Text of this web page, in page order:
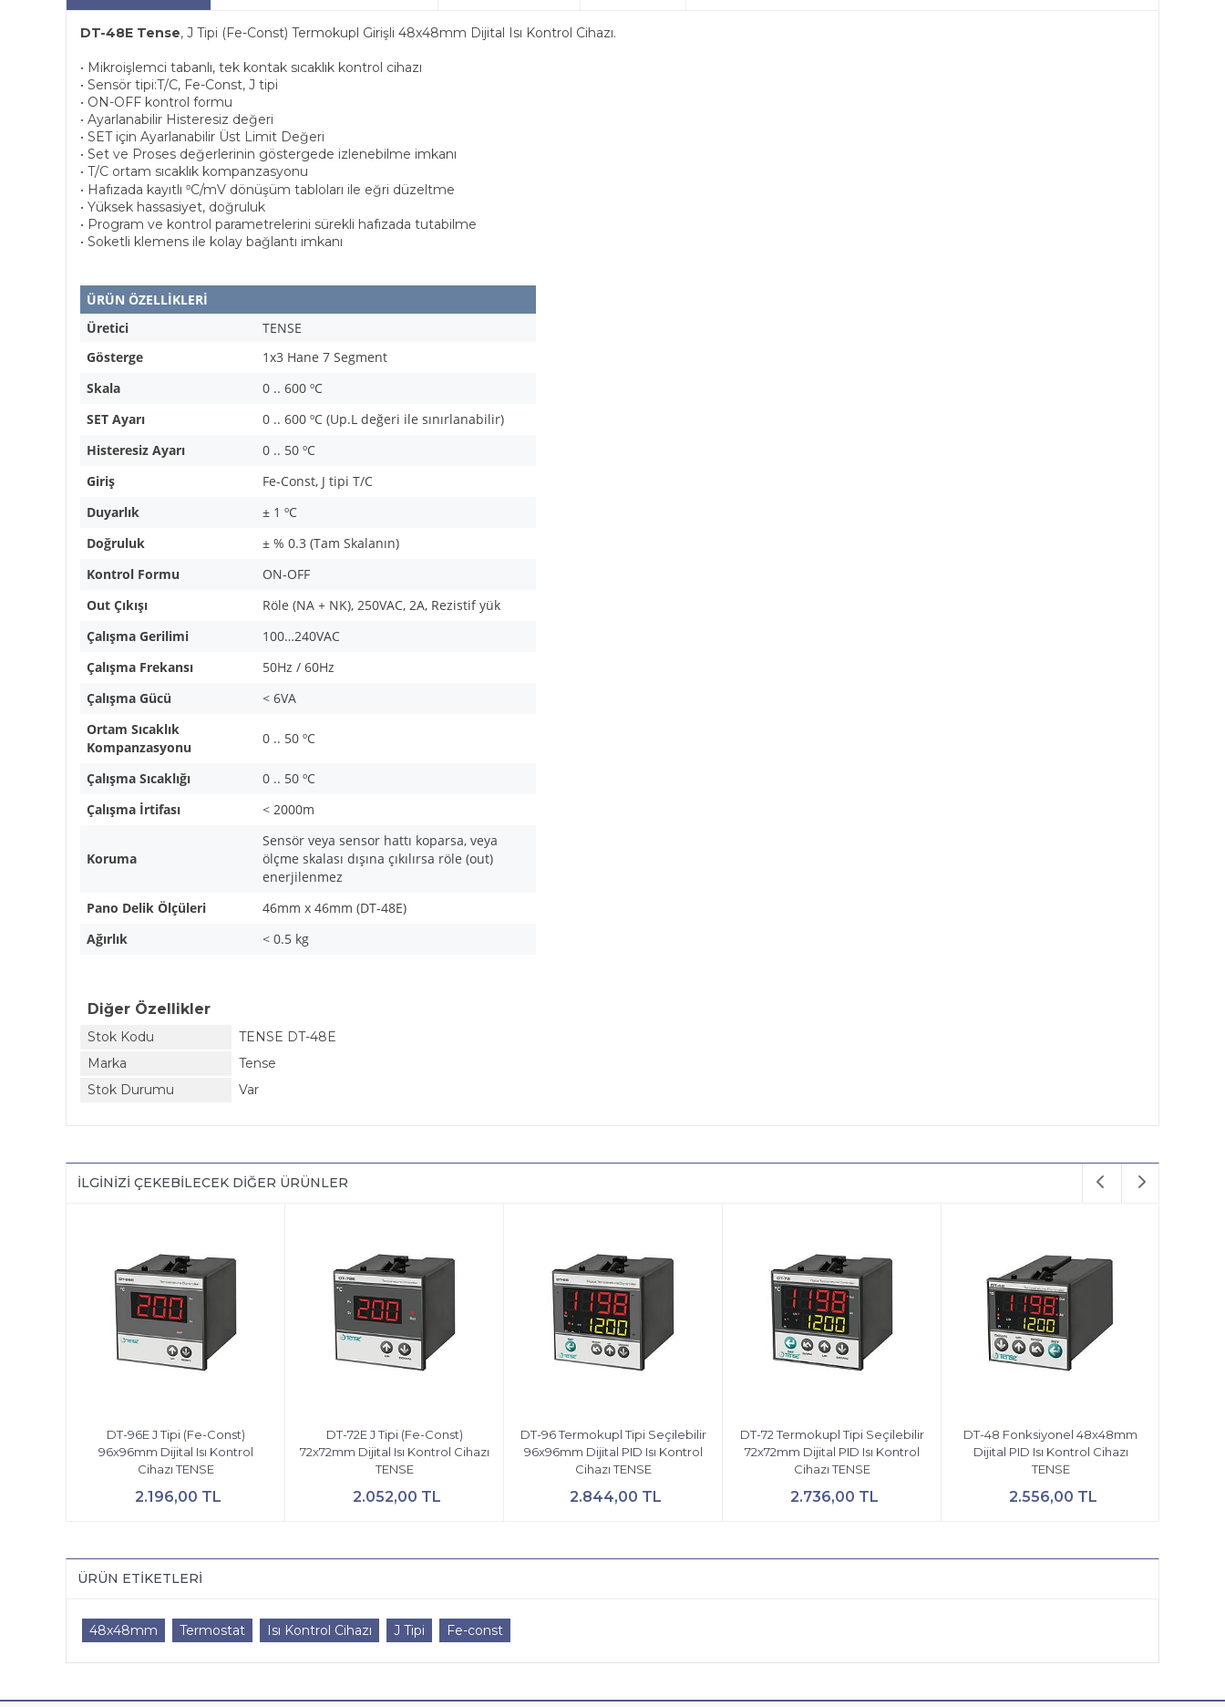
DT-48E Tense, J Tipi (Fe-Const) Termokupl Girişli 48x48mm Dijital Isı Kontrol Cihazı.
• Mikroişlemci tabanlı, tek kontak sıcaklık kontrol cihazı
• Sensör tipi:T/C, Fe-Const, J tipi
• ON-OFF kontrol formu
• Ayarlanabilir Histeresiz değeri
• SET için Ayarlanabilir Üst Limit Değeri
• Set ve Proses değerlerinin göstergede izlenebilme imkanı
• T/C ortam sıcaklık kompanzasyonu
• Hafızada kayıtlı ºC/mV dönüşüm tabloları ile eğri düzeltme
• Yüksek hassasiyet, doğruluk
• Program ve kontrol parametrelerini sürekli hafızada tutabilme
• Soketli klemens ile kolay bağlantı imkanı
ÜRÜN ÖZELLİKLERİ
Üretici
TENSE
Gösterge
1x3 Hane 7 Segment
Skala
0 .. 600 ºC
SET Ayarı
0 .. 600 ºC (Up.L değeri ile sınırlanabilir)
Histeresiz Ayarı
0 .. 50 ºC
Giriş
Fe-Const, J tipi T/C
Duyarlık
± 1 ºC
Doğruluk
± % 0.3 (Tam Skalanın)
Kontrol Formu
ON-OFF
Out Çıkışı
Röle (NA + NK), 250VAC, 2A, Rezistif yük
Çalışma Gerilimi
100…240VAC
Çalışma Frekansı
50Hz / 60Hz
Çalışma Gücü
< 6VA
Ortam Sıcaklık
Kompanzasyonu
0 .. 50 ºC
Çalışma Sıcaklığı 0 .. 50 ºC
Çalışma İrtifası
< 2000m
Koruma
Sensör veya sensor hattı koparsa, veya
ölçme skalası dışına çıkılırsa röle (out)
enerjilenmez
Pano Delik Ölçüleri
46mm x 46mm (DT-48E)
Ağırlık
< 0.5 kg
Diğer Özellikler
Stok Kodu
TENSE DT-48E
Marka
Tense
Stok Durumu
Var
İLGINIZI ÇEKEBILECEK DIĞER ÜRÜNLER
DT-96E J Tipi (Fe-Const)
96x96mm Dijital Isı Kontrol
Cihazı TENSE
2.196,00 TL
DT-72E J Tipi (Fe-Const)
72x72mm Dijital Isı Kontrol Cihazı
TENSE
2.052,00 TL
DT-96 Termokupl Tipi Seçilebilir
96x96mm Dijital PID Isı Kontrol
Cihazı TENSE
2.844,00 TL
DT-72 Termokupl Tipi Seçilebilir
72x72mm Dijital PID Isı Kontrol
Cihazı TENSE
2.736,00 TL
DT-48 Fonksiyonel 48x48mm
Dijital PID Isı Kontrol Cihazı
TENSE
2.556,00 TL
ÜRÜN ETIKETLERI
48x48mm Termostat Isı Kontrol Cihazı J Tipi Fe-const